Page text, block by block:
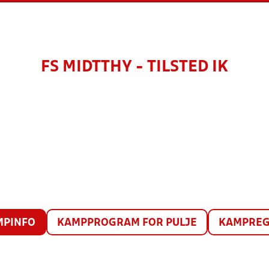
FS MIDTTHY - TILSTED IK
KAMPPROGRAM FOR PULJE